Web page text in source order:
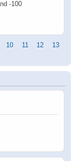
-100
Page
10 Page
11 Page
12 Page
13